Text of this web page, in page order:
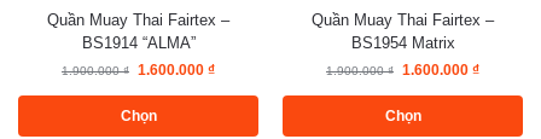
Quần Muay Thai Fairtex –
BS1914 “ALMA”
1.900.000₫ 1.600.000 ₫
Chọn
Quần Muay Thai Fairtex –
BS1954 Matrix
1.900.000₫ 1.600.000 ₫
Chọn